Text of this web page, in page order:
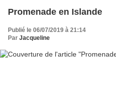
Promenade en Islande
Publié le 06/07/2019 à 21:14
Par Jacqueline